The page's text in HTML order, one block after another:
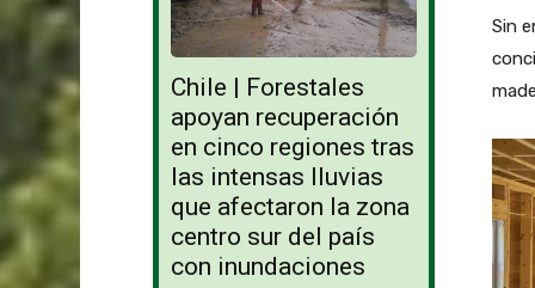
Chile | Forestales
apoyan recuperación
en cinco regiones tras
las intensas lluvias
que afectaron la zona
centro sur del país
con inundaciones
Sin